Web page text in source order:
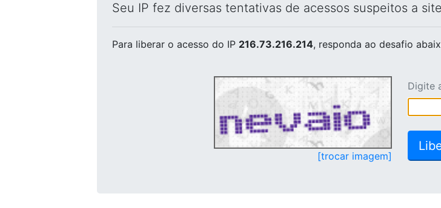
Seu IP fez diversas tentativas de acessos suspeitos a
Para liberar o acesso do IP 216.73.216.214, responda ao desafio
[trocar imagem]
Digite